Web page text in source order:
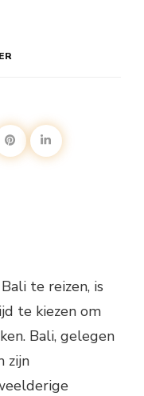
te reizen, is
te kiezen om
Bali, gelegen
zijn